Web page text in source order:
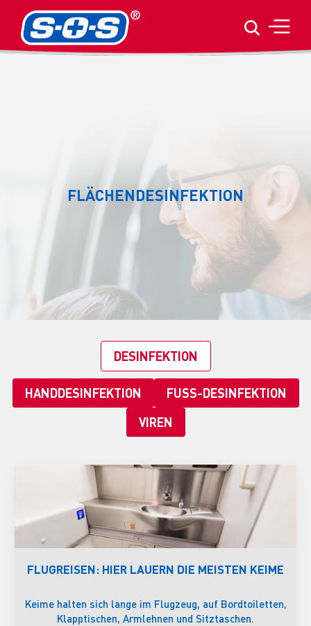
FLÄCHENDESINFEKTION
DESINFEKTION
HANDDESINFEKTION
FUSS-DESINFEKTION
VIREN
FLUGREISEN: HIER LAUERN DIE MEISTEN KEIME
Keime halten sich lange im Flugzeug, auf Bordtoiletten,
Klapptischen, Armlehnen und Sitztaschen.